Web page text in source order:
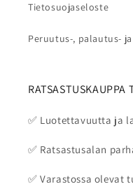
Tietosuojaseloste
Peruutus-, palautus-
RATSASTUSKAUPPA
✅ Luotettavuutta ja
✅ Ratsastusalan
✅ Varastossa olevat